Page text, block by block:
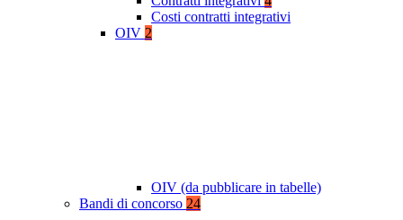
Costi contratti integrativi
OIV 2
OIV (da pubblicare in tabelle)
Bandi di concorso 24